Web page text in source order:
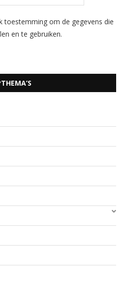
toestemming om de gegevens die
en te gebruiken.